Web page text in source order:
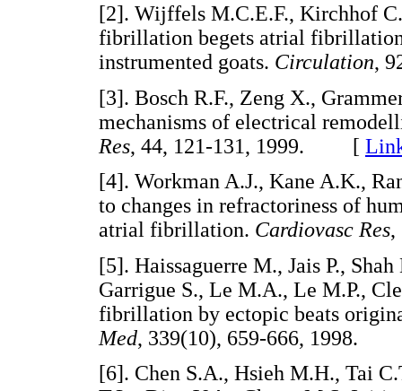
[2]. Wijffels M.C.E.F., Kirchhof
fibrillation begets atrial
instrumented goats. Circulation,
[3]. Bosch R.F., Zeng X.,
mechanisms of electrical
Res, 44, 121-131, 1999. [
[4]. Workman A.J., Kane A.K.,
to changes in refractoriness of
atrial fibrillation. Cardiovasc Res,
[5]. Haissaguerre M., Jais P.,
Garrigue S., Le M.A., Le M.P.,
fibrillation by ectopic beats
Med, 339(10), 659-666,
[6]. Chen S.A., Hsieh M.H., Tai